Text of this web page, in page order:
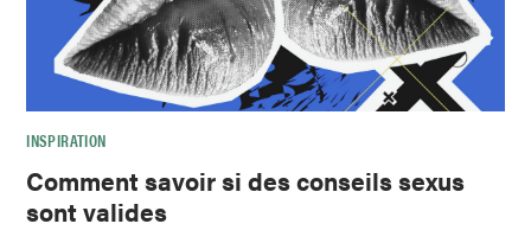
INSPIRATION
Comment savoir si des conseils sexus
sont valides